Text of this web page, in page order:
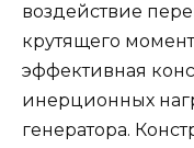
воздействие
крутящего
эффективная
инерционных
генератора.